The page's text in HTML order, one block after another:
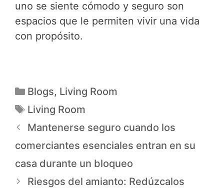
uno se siente cómodo y seguro son
espacios que le permiten vivir una vida
con propósito.
Blogs, Living Room
Living Room
Mantenerse seguro cuando los
comerciantes esenciales entran en su
casa durante un bloqueo
Riesgos del amianto: Redúzcalos